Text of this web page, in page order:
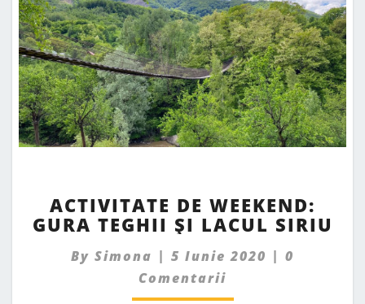
DE
WEEKEND:
TEGHII
ȘI
LACUL
ACTIVITATE DE WEEKEND:
GURA TEGHII ȘI LACUL SIRIU
By Simona | 5 Iunie 2020 | Comments
0
Comentarii